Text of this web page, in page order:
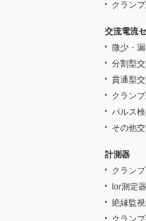
クラン
交流電流
微少・
分割型
貫通型
クラン
パルス
その他
計測器
クラン
Ior測定器
絶縁監
クラン